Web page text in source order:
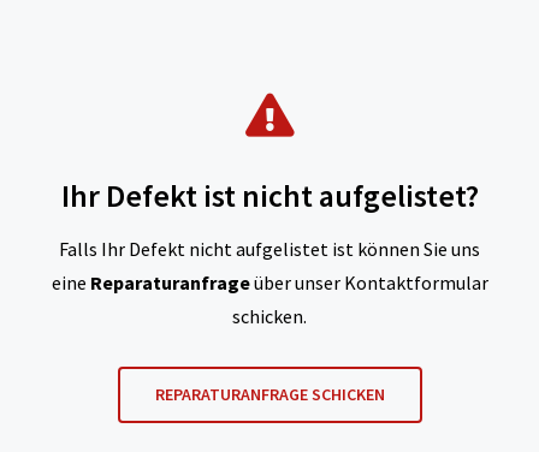
Ihr Defekt ist nicht aufgelistet?
Falls Ihr Defekt nicht aufgelistet ist können Sie uns
eine Reparaturanfrageüber unser Kontaktformular
schicken.
REPARATURANFRAGE SCHICKEN